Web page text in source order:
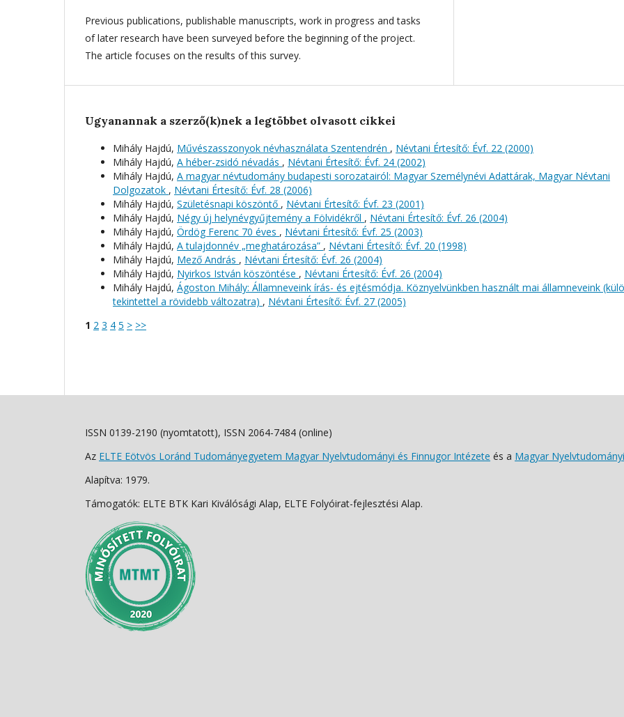
Previous publications, publishable manuscripts, work in progress and tasks
of later research have been surveyed before the beginning of the project.
The article focuses on the results of this survey.
Ugyanannak a szerző(k)nek a legtöbbet olvasott cikkei
Mihály Hajdú, Művészasszonyok névhasználata Szentendrén , Névtani Értesítő: Évf. 22 (2000)
Mihály Hajdú, A héber-zsidó névadás , Névtani Értesítő: Évf. 24 (2002)
Mihály Hajdú, A magyar névtudomány budapesti sorozatairól: Magyar Személynévi Adattárak, Magyar Névtani
Dolgozatok , Névtani Értesítő: Évf. 28 (2006)
Mihály Hajdú, Születésnapi köszöntő , Névtani Értesítő: Évf. 23 (2001)
Mihály Hajdú, Négy új helynévgyűjtemény a Fölvidékről , Névtani Értesítő: Évf. 26 (2004)
Mihály Hajdú, Ördög Ferenc 70 éves , Névtani Értesítő: Évf. 25 (2003)
Mihály Hajdú, A tulajdonnév „meghatározása” , Névtani Értesítő: Évf. 20 (1998)
Mihály Hajdú, Mező András , Névtani Értesítő: Évf. 26 (2004)
Mihály Hajdú, Nyirkos István köszöntése , Névtani Értesítő: Évf. 26 (2004)
Mihály Hajdú, Ágoston Mihály: Államneveink írás- és ejtésmódja. Köznyelvünkben használt mai államneveink
tekintettel a rövidebb változatra) , Névtani Értesítő: Évf. 27 (2005)
1 2 3 4 5 > >>
ISSN 0139-2190 (nyomtatott), ISSN 2064-7484 (online)
Az ELTE Eötvös Loránd Tudományegyetem Magyar Nyelvtudományi és Finnugor Intézete és a Magyar
Alapítva: 1979.
Támogatók: ELTE BTK Kari Kiválósági Alap, ELTE Folyóirat-fejlesztési Alap.